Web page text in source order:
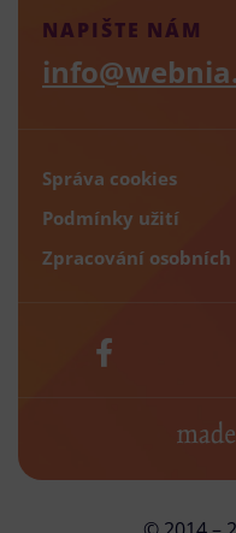
NAPIŠTE NÁM
Správa cookies
Podmínky užití
Zpracování